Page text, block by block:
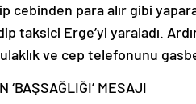
cebinden para alır gibi
taksici Erge’yi yaraladı.
ve cep telefonunu
‘BAŞSAĞLIĞI’ MESAJI